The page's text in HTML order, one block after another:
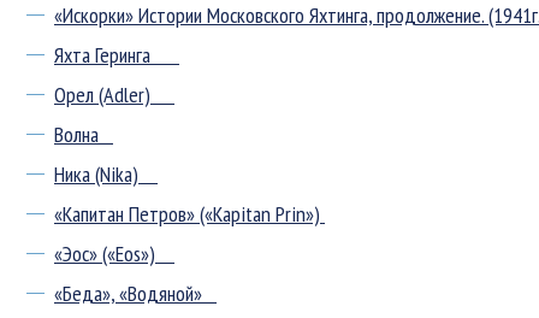
«Искорки» Истории Московского Яхтинга, продолжение.
Яхта Геринга
Орел (Adler)
Волна
Ника (Nika)
«Капитан Петров» («Kapitan Prin»)
«Эос» («Eos»)
«Беда», «Водяной»